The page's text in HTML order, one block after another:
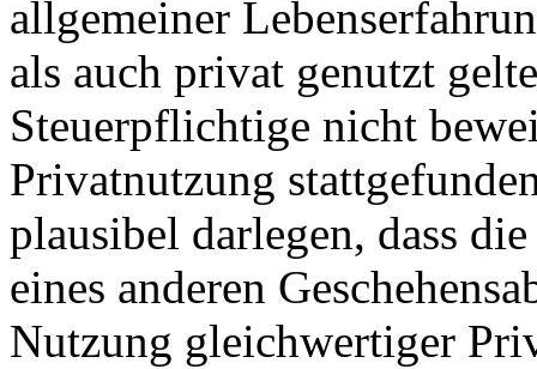
allgemeiner
als auch privat genutzt
Steuerpflichtige nicht
Privatnutzung
plausibel darlegen, dass
eines anderen
Nutzung gleichwertiger